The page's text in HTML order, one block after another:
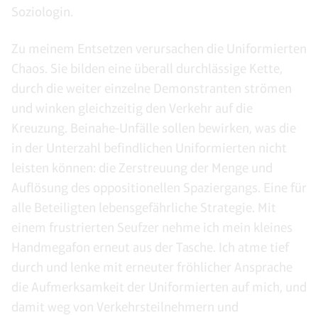
Soziologin.
Zu meinem Entsetzen verursachen die Uniformierten
Chaos. Sie bilden eine überall durchlässige Kette,
durch die weiter einzelne Demonstranten strömen
und winken gleichzeitig den Verkehr auf die
Kreuzung. Beinahe-Unfälle sollen bewirken, was die
in der Unterzahl befindlichen Uniformierten nicht
leisten können: die Zerstreuung der Menge und
Auflösung des oppositionellen Spaziergangs. Eine für
alle Beteiligten lebensgefährliche Strategie. Mit
einem frustrierten Seufzer nehme ich mein kleines
Handmegafon erneut aus der Tasche. Ich atme tief
durch und lenke mit erneuter fröhlicher Ansprache
die Aufmerksamkeit der Uniformierten auf mich, und
damit weg von Verkehrsteilnehmern und